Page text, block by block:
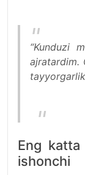
“Kunduzi
ajratardim.
Eng
ishonchi